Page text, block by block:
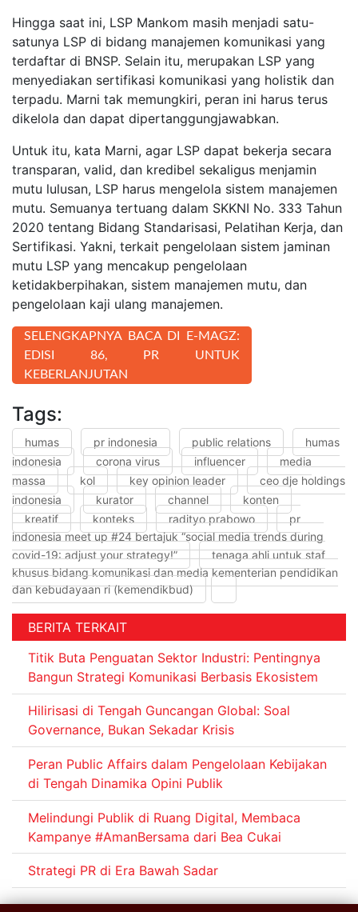
Hingga saat ini, LSP Mankom masih menjadi satu-
satunya LSP di bidang manajemen komunikasi yang
terdaftar di BNSP. Selain itu, merupakan LSP yang
menyediakan sertifikasi komunikasi yang holistik dan
terpadu. Marni tak memungkiri, peran ini harus terus
dikelola dan dapat dipertanggungjawabkan.
Untuk itu, kata Marni, agar LSP dapat bekerja secara
transparan, valid, dan kredibel sekaligus menjamin
mutu lulusan, LSP harus mengelola sistem manajemen
mutu. Semuanya tertuang dalam SKKNI No. 333 Tahun
2020 tentang Bidang Standarisasi, Pelatihan Kerja, dan
Sertifikasi. Yakni, terkait pengelolaan sistem jaminan
mutu LSP yang mencakup pengelolaan
ketidakberpihakan, sistem manajemen mutu, dan
pengelolaan kaji ulang manajemen.
SELENGKAPNYA BACA DI E-MAGZ:
EDISI 86, PR UNTUK
KEBERLANJUTAN
Tags:
humas pr indonesia public relations
humas
indonesia
corona virus influencer
media
massa
kol key opinion leader
ceo dje holdings
indonesia
kurator channel
konten
kreatif
konteks radityo prabowo
pr
indonesia meet up #24 bertajuk “social media trends during
covid-19: adjust your strategy!”
tenaga ahli untuk staf
khusus bidang komunikasi dan media kementerian pendidikan
dan kebudayaan ri (kemendikbud)
BERITA TERKAIT
Titik Buta Penguatan Sektor Industri: Pentingnya
Bangun Strategi Komunikasi Berbasis Ekosistem
Hilirisasi di Tengah Guncangan Global: Soal
Governance, Bukan Sekadar Krisis
Peran Public Affairs dalam Pengelolaan Kebijakan
di Tengah Dinamika Opini Publik
Melindungi Publik di Ruang Digital, Membaca
Kampanye #AmanBersama dari Bea Cukai
Strategi PR di Era Bawah Sadar